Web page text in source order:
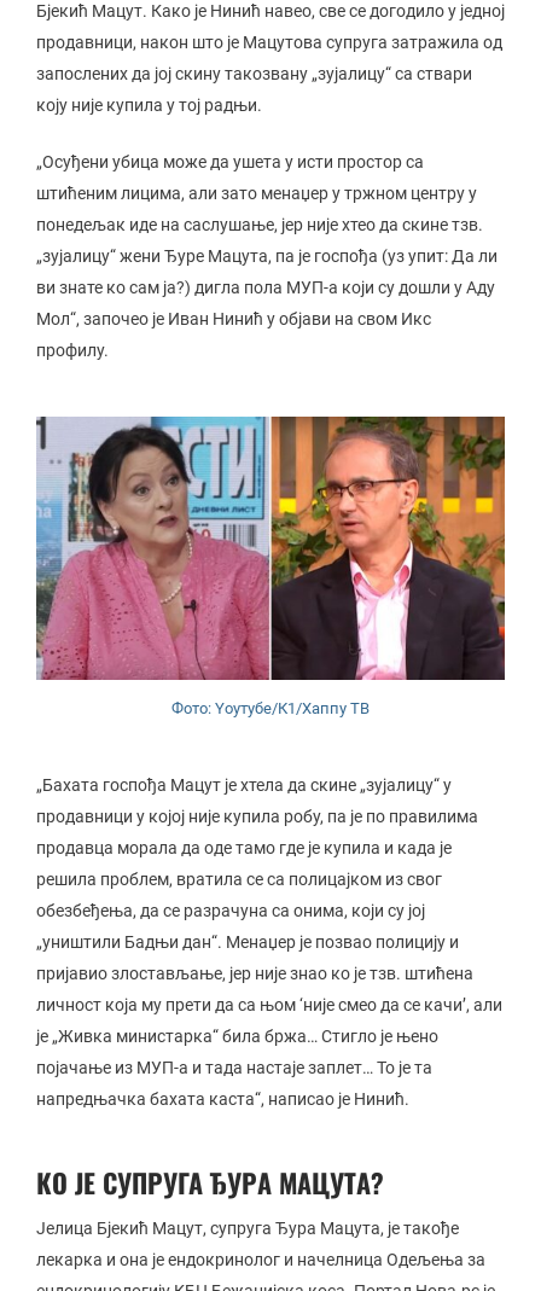
Бјекић Мацут. Како је Нинић навео, све се догодило у једној
продавници, након што је Мацутова супруга затражила од
запослених да јој скину такозвану „зујалицу“ са ствари
коју није купила у тој радњи.
„Осуђени убица може да ушета у исти простор са
штићеним лицима, али зато менаџер у тржном центру у
понедељак иде на саслушање, јер није хтео да скине тзв.
„зујалицу“ жени Ђуре Мацута, па је госпођа (уз упит: Да ли
ви знате ко сам ја?) дигла пола МУП-а који су дошли у Аду
Мол“, започео је Иван Нинић у објави на свом Икс
профилу.
Фото: Yоутубе/К1/Хаппy ТВ
„Бахата госпођа Мацут је хтела да скине „зујалицу“ у
продавници у којој није купила робу, па је по правилима
продавца морала да оде тамо где је купила и када је
решила проблем, вратила се са полицајком из свог
обезбеђења, да се разрачуна са онима, који су јој
„уништили Бадњи дан“. Менаџер је позвао полицију и
пријавио злостављање, јер није знао ко је тзв. штићена
личност која му прети да са њом ‘није смео да се качи’, али
је „Живка министарка“ била бржа… Стигло је њено
појачање из МУП-а и тада настаје заплет… То је та
напредњачка бахата каста“, написао је Нинић.
КО ЈЕ СУПРУГА ЂУРА МАЦУТА?
Јелица Бјекић Мацут, супруга Ђура Мацута, је такође
лекарка и она је ендокринолог и начелница Одељења за